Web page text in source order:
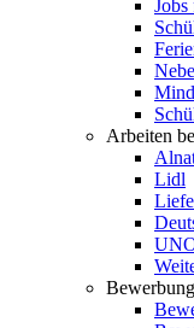
Jobs
Arbeiten
Lidl